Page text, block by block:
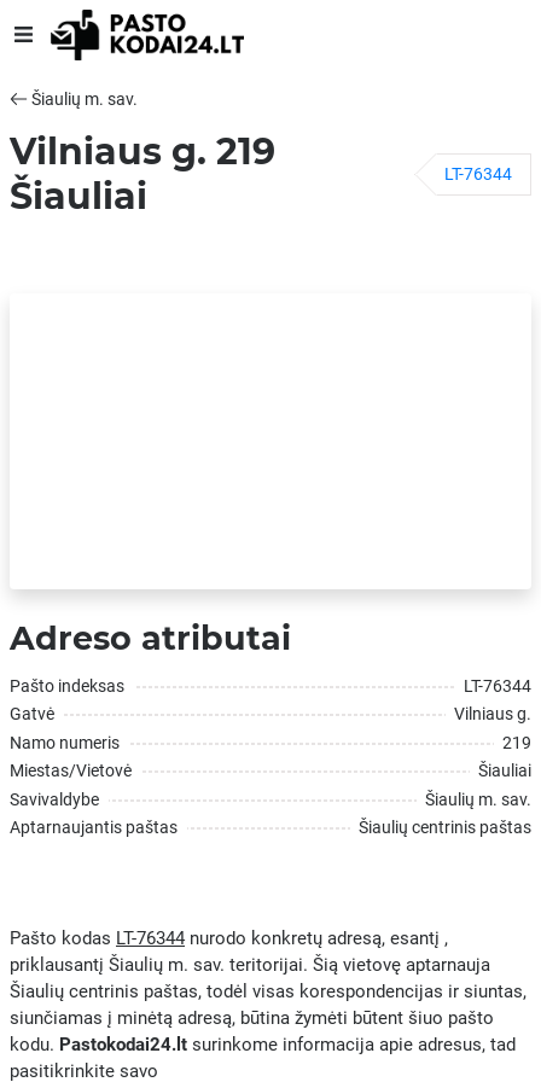
Šiaulių m. sav.
Vilniaus g. 219
Šiauliai
LT-76344
Adreso atributai
Pašto indeksas
LT-76344
Gatvė
Vilniaus g.
Namo numeris
219
Miestas/Vietovė
Šiauliai
Savivaldybe
Šiaulių m. sav.
Aptarnaujantis paštas
Šiaulių centrinis paštas
Pašto kodas LT-76344 nurodo konkretų adresą, esantį ,
priklausantį Šiaulių m. sav. teritorijai. Šią vietovę aptarnauja
Šiaulių centrinis paštas, todėl visas korespondencijas ir siuntas,
siunčiamas į minėtą adresą, būtina žymėti būtent šiuo pašto
kodu. Pastokodai24.lt surinkome informacija apie adresus, tad
pasitikrinkite savo